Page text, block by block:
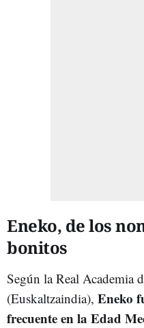
Eneko, de los
bonitos
Según la Real Academia
(Euskaltzaindia), Eneko
frecuente en la Edad